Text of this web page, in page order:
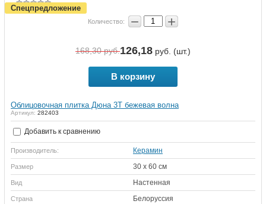
Спецпредложение
Количество: − +
168,30руб.126,18 руб. (шт.)
В корзину
Облицовочная плитка Дюна 3Т бежевая волна
Артикул: 282403
Добавить к сравнению
Производитель: Керамин
Размер 30 х 60 см
Вид Настенная
Страна Белоруссия